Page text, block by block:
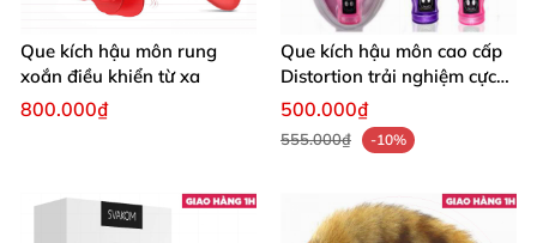
Que kích hậu môn rung
xoắn điều khiển từ xa
800.000₫
Que kích hậu môn cao cấp
Distortion trải nghiệm cực
đỉnh
500.000₫
555.000₫ -10%